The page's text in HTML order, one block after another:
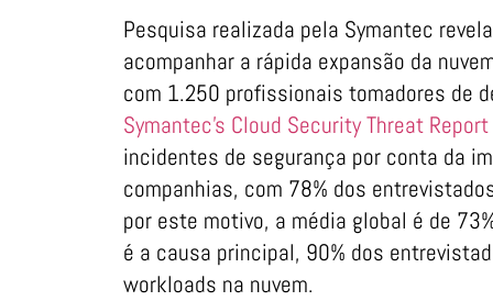
Pesquisa realizada pela Symantec
acompanhar a rápida expansão da
com 1.250 profissionais tomadores de
Symantec’s Cloud Security Threat Report
incidentes de segurança por conta da
companhias, com 78% dos
por este motivo, a média global é de
é a causa principal, 90% dos
workloads na nuvem.